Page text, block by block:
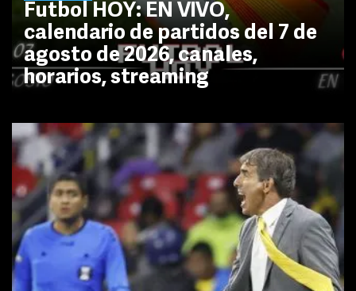
Futbol HOY: EN VIVO,
calendario de partidos del 7 de
agosto de 2026, canales,
horarios, streaming